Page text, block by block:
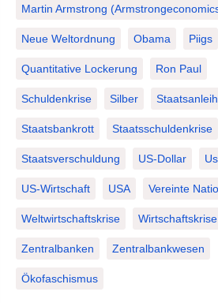
Martin Armstrong
Neue Weltordnung Obama Piigs
Quantitative Lockerung Ron Paul
Schuldenkrise Silber
Staatsbankrott Staatsschuldenkrise
Staatsverschuldung US-Dollar
US-Wirtschaft USA Vereinte
Weltwirtschaftskrise Wirtschaftskrise
Zentralbanken Zentralbankwesen
Ökofaschismus